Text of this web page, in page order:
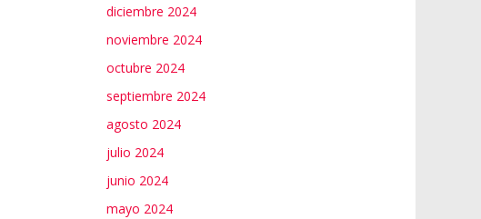
diciembre 2024
noviembre 2024
octubre 2024
septiembre 2024
agosto 2024
julio 2024
junio 2024
mayo 2024